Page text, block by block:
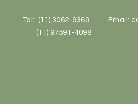
Tel: (11) 3062-9369
(11) 97591-4098
Email: